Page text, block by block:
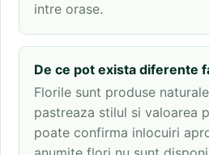
intre orase.
De ce pot exista diferente
Florile sunt produse
pastreaza stilul si valoarea
poate confirma inlocuiri